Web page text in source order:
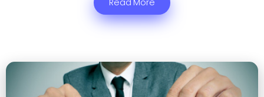
Read More